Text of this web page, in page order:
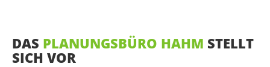
DAS PLANUNGSBÜRO HAHM STELLT
SICH VOR